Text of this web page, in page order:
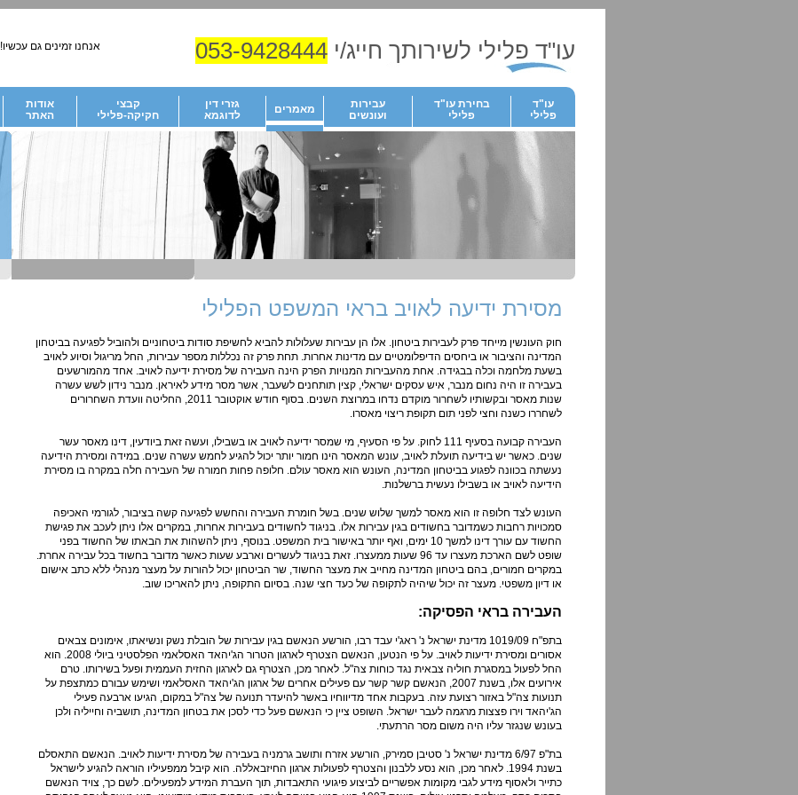
עו"ד פלילי לשירותך חייג/י 053-9428444 אנחנו זמינים גם עכשיו!
עו"ד
פלילי
בחירת עו"ד
פלילי
עבירות
ועונשים
מאמרים
גזרי דין
לדוגמא
קבצי
חקיקה-פלילי
אודות
האתר
מסירת ידיעה לאויב בראי המשפט הפלילי
חוק העונשין מייחד פרק לעבירות ביטחון. אלו הן עבירות שעלולות להביא לחשיפת סודות ביטחוניים ולהוביל לפגיעה בביטחון
המדינה והציבור או ביחסים הדיפלומטיים עם מדינות אחרות. תחת פרק זה נכללות מספר עבירות, החל מריגול וסיוע לאויב
בשעת מלחמה וכלה בבגידה. אחת מהעבירות המנויות הפרק הינה העבירה של מסירת ידיעה לאויב. אחד מהמורשעים
בעבירה זו היה נחום מנבר, איש עסקים ישראלי, קצין תותחנים לשעבר, אשר מסר מידע לאיראן. מנבר נידון לשש עשרה
שנות מאסר ובקשותיו לשחרור מוקדם נדחו במרוצת השנים. בסוף חודש אוקטובר 2011, החליטה וועדת השחרורים
לשחררו כשנה וחצי לפני תום תקופת ריצוי מאסרו.
העבירה קבועה בסעיף 111 לחוק. על פי הסעיף, מי שמסר ידיעה לאויב או בשבילו, ועשה זאת ביודעין, דינו מאסר עשר
שנים. כאשר יש בידיעה תועלת לאויב, עונש המאסר הינו חמור יותר יכול להגיע לחמש עשרה שנים. במידה ומסירת הידיעה
נעשתה בכוונה לפגוע בביטחון המדינה, העונש הוא מאסר עולם. חלופה פחות חמורה של העבירה חלה במקרה בו מסירת
הידיעה לאויב או בשבילו נעשית ברשלנות.
העונש לצד חלופה זו הוא מאסר למשך שלוש שנים. בשל חומרת העבירה והחשש לפגיעה קשה בציבור, לגורמי האכיפה
סמכויות רחבות כשמדובר בחשודים בגין עבירות אלו. בניגוד לחשודים בעבירות אחרות, במקרים אלו ניתן לעכב את פגישת
החשוד עם עורך דינו למשך 10 ימים, ואף יותר באישור בית המשפט. בנוסף, ניתן להשהות את הבאתו של החשוד בפני
שופט לשם הארכת מעצרו עד 96 שעות ממעצרו. זאת בניגוד לעשרים וארבע שעות כאשר מדובר בחשוד בכל עבירה אחרת.
במקרים חמורים, בהם ביטחון המדינה מחייב את מעצר החשוד, שר הביטחון יכול להורות על מעצר מנהלי ללא כתב אישום
או דיון משפטי. מעצר זה יכול שיהיה לתקופה של כעד חצי שנה. בסיום התקופה, ניתן להאריכו שוב.
העבירה בראי הפסיקה:
בתפ"ח 1019/09 מדינת ישראל נ' ראג'י עבד רבו, הורשע הנאשם בגין עבירות של הובלת נשק ונשיאתו, אימונים צבאים
אסורים ומסירת ידיעות לאויב. על פי הנטען, הנאשם הצטרף לארגון הטרור הג'יהאד האסלאמי הפלסטיני ביולי 2008. הוא
החל לפעול במסגרת חוליה צבאית נגד כוחות צה"ל. לאחר מכן, הצטרף גם לארגון החזית העממית ופעל בשירותו. טרם
אירועים אלו, בשנת 2007, הנאשם קשר קשר עם פעילים אחרים של ארגון הג'יהאד האסלאמי ושימש עבורם כמתצפת על
תנועות צה"ל באזור רצועת עזה. בעקבות אחד מדיווחיו באשר להיעדר תנועה של צה"ל במקום, הגיעו ארבעה פעילי
הג'יהאד וירו פצצות מרגמה לעבר ישראל. השופט ציין כי הנאשם פעל כדי לסכן את בטחון המדינה, תושביה וחייליה ולכן
בעונש שנגזר עליו היה משום מסר הרתעתי.
בת"פ 6/97 מדינת ישראל נ' סטיבן סמירק, הורשע אזרח ותושב גרמניה בעבירה של מסירת ידיעות לאויב. הנאשם התאסלם
בשנת 1994. לאחר מכן, הוא נסע ללבנון והצטרף לפעולות ארגון החיזבאללה. הוא קיבל ממפעיליו הוראה להגיע לישראל
כתייר ולאסוף מידע לגבי מקומות אפשריים לביצוע פיגועי התאבדות, תוך העברת המידע למפעילים. לשם כך, צויד הנאשם